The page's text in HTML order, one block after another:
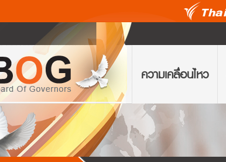
ความเคลื่อนไหว